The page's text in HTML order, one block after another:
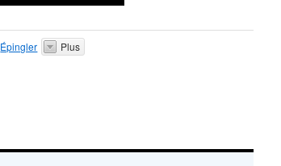
Épingler Plus